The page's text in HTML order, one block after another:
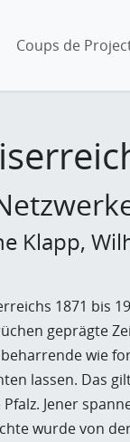
Coups de
Klapp,
1871 bis
geprägte
wie
lassen. Das
Jener
wurde von